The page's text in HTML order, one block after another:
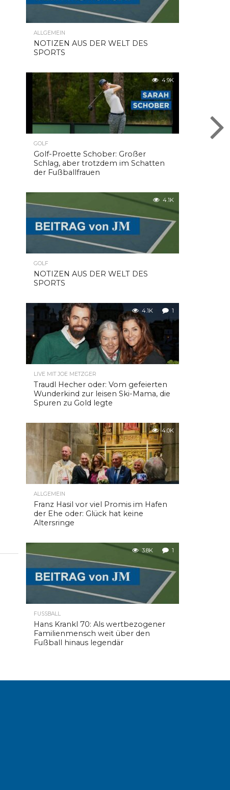
ALLGEMEIN
NOTIZEN AUS DER WELT DES
SPORTS
4.9K
GOLF
Golf-Proette Schober: Großer
Schlag, aber trotzdem im Schatten
der Fußballfrauen
4.1K
GOLF
NOTIZEN AUS DER WELT DES
SPORTS
4.1K 1
LIVE MIT JOE METZGER
Traudl Hecher oder: Vom gefeierten
Wunderkind zur leisen Ski-Mama, die
Spuren zu Gold legte
4.0K
ALLGEMEIN
Franz Hasil vor viel Promis im Hafen
der Ehe oder: Glück hat keine
Altersringe
3.8K 1
FUSSBALL
Hans Krankl 70: Als wertbezogener
Familienmensch weit über den
Fußball hinaus legendär